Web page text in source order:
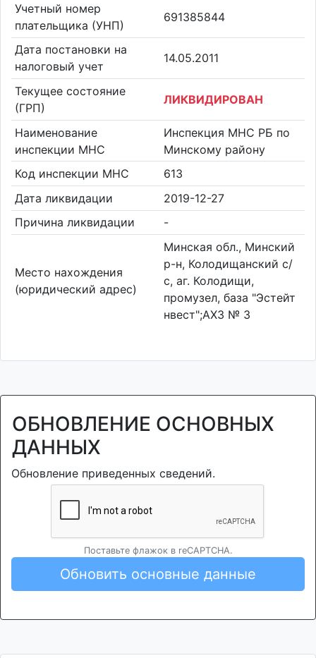
Учетный номер
плательщика (УНП)
691385844
Дата постановки на
налоговый учет
14.05.2011
Текущее состояние
(ГРП)
ЛИКВИДИРОВАН
Наименование
инспекции МНС
Инспекция МНС РБ по
Минскому району
Код инспекции МНС
613
Дата ликвидации
2019-12-27
Причина ликвидации
-
Место нахождения
(юридический адрес)
Минская обл., Минский
р-н, Колодищанский с/
с, аг. Колодищи,
промузел, база "Эстейт
нвест";АХЗ № 3
ОБНОВЛЕНИЕ ОСНОВНЫХ
ДАННЫХ
Обновление приведенных сведений.
Поставьте флажок в reCAPTCHA.
Обновить основные данные